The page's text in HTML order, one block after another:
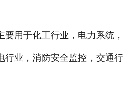
用于化工行业，电力系统，
行业，消防安全监控，交通行